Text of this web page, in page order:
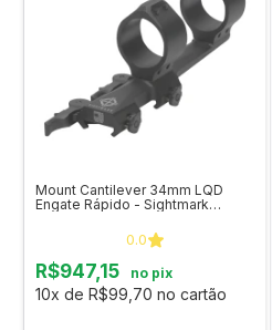
Mount Cantilever 34mm LQD
Engate Rápido - Sightmark
0.0
R$947,15 no pix
10x de R$99,70 no cartão